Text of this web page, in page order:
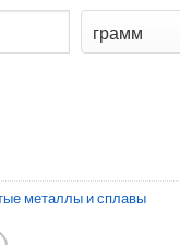
металлы и сплавы